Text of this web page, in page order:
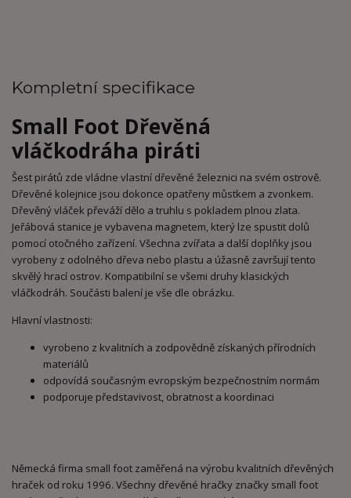
Kompletní specifikace
Small Foot Dřevěná
vláčkodráha piráti
Šest pirátů zde vládne vlastní dřevěné železnici na svém ostrově.
Dřevěné kolejnice jsou dokonce opatřeny můstkem a zvonkem.
Dřevěný vláček převáží dělo a truhlu s pokladem plnou zlata.
Jeřábová stanice je vybavena magnetem, který lze spustit dolů
pomocí otočného zařízení. Všechna zvířata a další doplňky jsou
vyrobeny z odolného dřeva nebo plastu a úžasně završují tento
skvělý hrací ostrov. Kompatibilní se všemi druhy klasických
vláčkodráh. Součásti balení je vše dle obrázku.
Hlavní vlastnosti:
vyrobeno z kvalitních a zodpovědně získaných přírodních
materiálů
odpovídá současným evropským bezpečnostním normám
podporuje představivost, obratnost a koordinaci
Německá firma small foot zaměřená na výrobu kvalitních dřevěných
hraček od roku 1996. Všechny dřevěné hračky značky small foot